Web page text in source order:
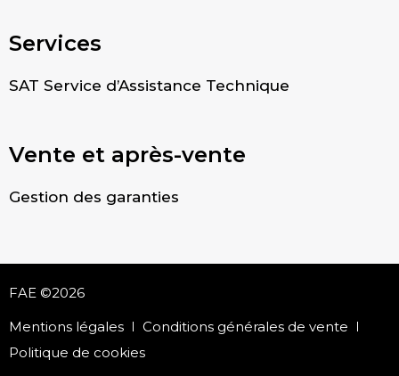
Services
SAT Service d’Assistance Technique
Vente et après-vente
Gestion des garanties
FAE ©2026
Mentions légales
Conditions générales de vente
Politique de cookies